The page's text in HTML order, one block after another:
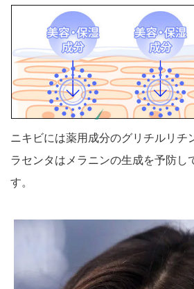
ニキビには薬用成分のグリチルリチ
ラセンタはメラニンの生成を予防し
す。